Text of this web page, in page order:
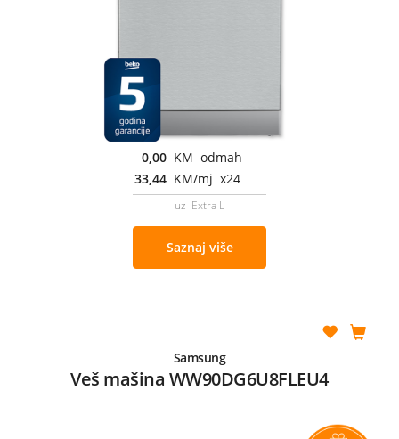
0,00 KM odmah
33,44 KM/mj x24
uz Extra L
Saznaj više
Samsung
Veš mašina WW90DG6U8FLEU4